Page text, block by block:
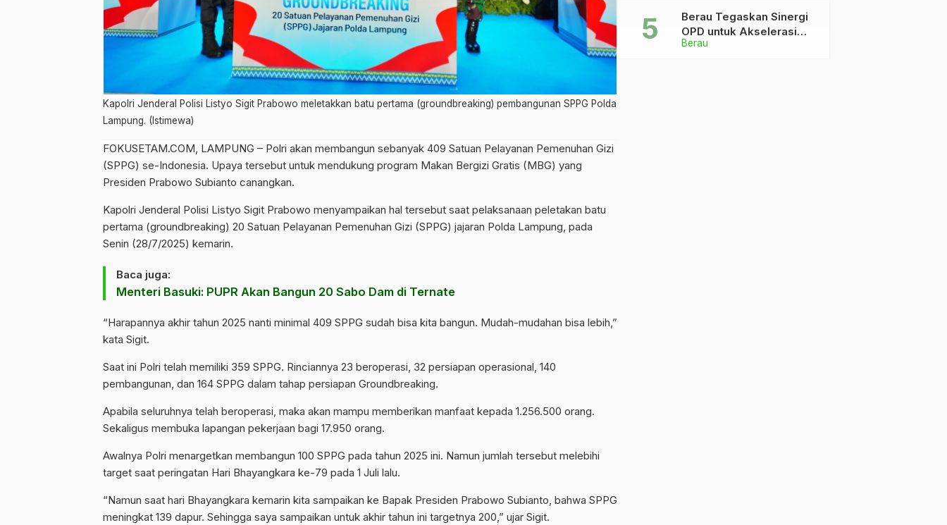
Kapolri Jenderal Polisi Listyo Sigit Prabowo meletakkan batu pertama (groundbreaking) pembangunan SPPG Polda
Lampung. (Istimewa)
FOKUSETAM.COM, LAMPUNG – Polri akan membangun sebanyak 409 Satuan Pelayanan Pemenuhan Gizi
(SPPG) se-Indonesia. Upaya tersebut untuk mendukung program Makan Bergizi Gratis (MBG) yang
Presiden Prabowo Subianto canangkan.
Kapolri Jenderal Polisi Listyo Sigit Prabowo menyampaikan hal tersebut saat pelaksanaan peletakan batu
pertama (groundbreaking) 20 Satuan Pelayanan Pemenuhan Gizi (SPPG) jajaran Polda Lampung, pada
Senin (28/7/2025) kemarin.
Baca juga:
Menteri Basuki: PUPR Akan Bangun 20 Sabo Dam di Ternate
“Harapannya akhir tahun 2025 nanti minimal 409 SPPG sudah bisa kita bangun. Mudah-mudahan bisa lebih,”
kata Sigit.
Saat ini Polri telah memiliki 359 SPPG. Rinciannya 23 beroperasi, 32 persiapan operasional, 140
pembangunan, dan 164 SPPG dalam tahap persiapan Groundbreaking.
Apabila seluruhnya telah beroperasi, maka akan mampu memberikan manfaat kepada 1.256.500 orang.
Sekaligus membuka lapangan pekerjaan bagi 17.950 orang.
Awalnya Polri menargetkan membangun 100 SPPG pada tahun 2025 ini. Namun jumlah tersebut melebihi
target saat peringatan Hari Bhayangkara ke-79 pada 1 Juli lalu.
“Namun saat hari Bhayangkara kemarin kita sampaikan ke Bapak Presiden Prabowo Subianto, bahwa SPPG
meningkat 139 dapur. Sehingga saya sampaikan untuk akhir tahun ini targetnya 200,” ujar Sigit.
Berau
Berau Tegaskan Sinergi
OPD untuk Akselerasi
Pembangunan